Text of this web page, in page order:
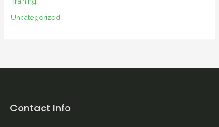
Training
Uncategorized
Contact Info